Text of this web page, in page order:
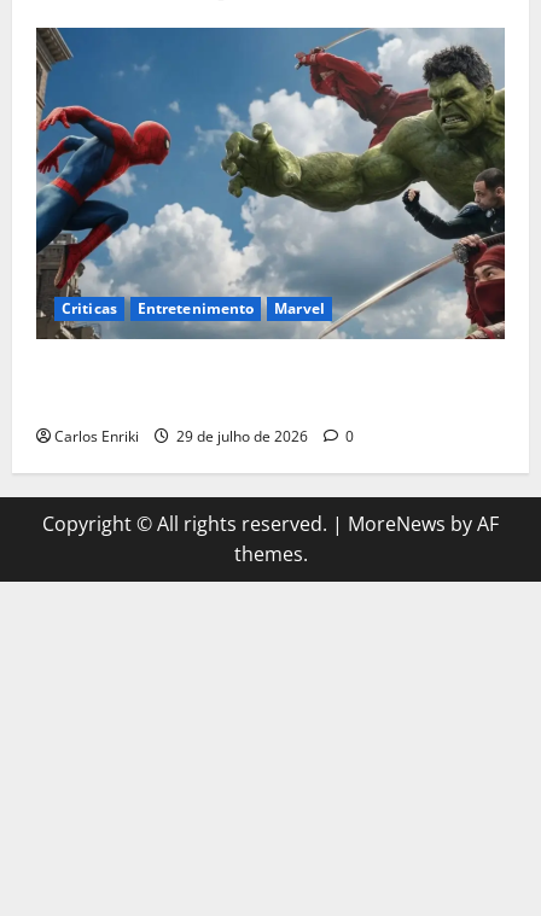
Criticas Entretenimento Marvel
Carlos Enriki 29 de julho de 2026 0
Copyright © All rights reserved. | MoreNews by AF
themes.